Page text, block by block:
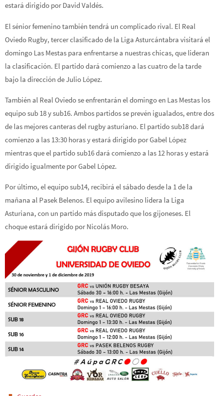
estará dirigido por David Valdés.
El sénior femenino también tendrá un complicado rival. El Real
Oviedo Rugby, tercer clasificado de la Liga Asturcántabra visitará el
domingo Las Mestas para enfrentarse a nuestras chicas, que lideran
la clasificación. El partido dará comienzo a las cuatro de la tarde
bajo la dirección de Julio López.
También al Real Oviedo se enfrentarán el domingo en Las Mestas los
equipo sub 18 y sub16. Ambos partidos se prevén igualados, entre dos
de las mejores canteras del rugby asturiano. El partido sub18 dará
comienzo a las 13:30 horas y estará dirigido por Gabel López
mientras que el partido sub16 dará comienzo a las 12 horas y estará
dirigido igualmente por Gabel López.
Por último, el equipo sub14, recibirá el sábado desde la 1 de la
mañana al Pasek Belenos. El equipo avilesino lidera la Liga
Asturiana, con un partido más disputado que los gijoneses. El
choque estará dirigido por Nicolás Moro.